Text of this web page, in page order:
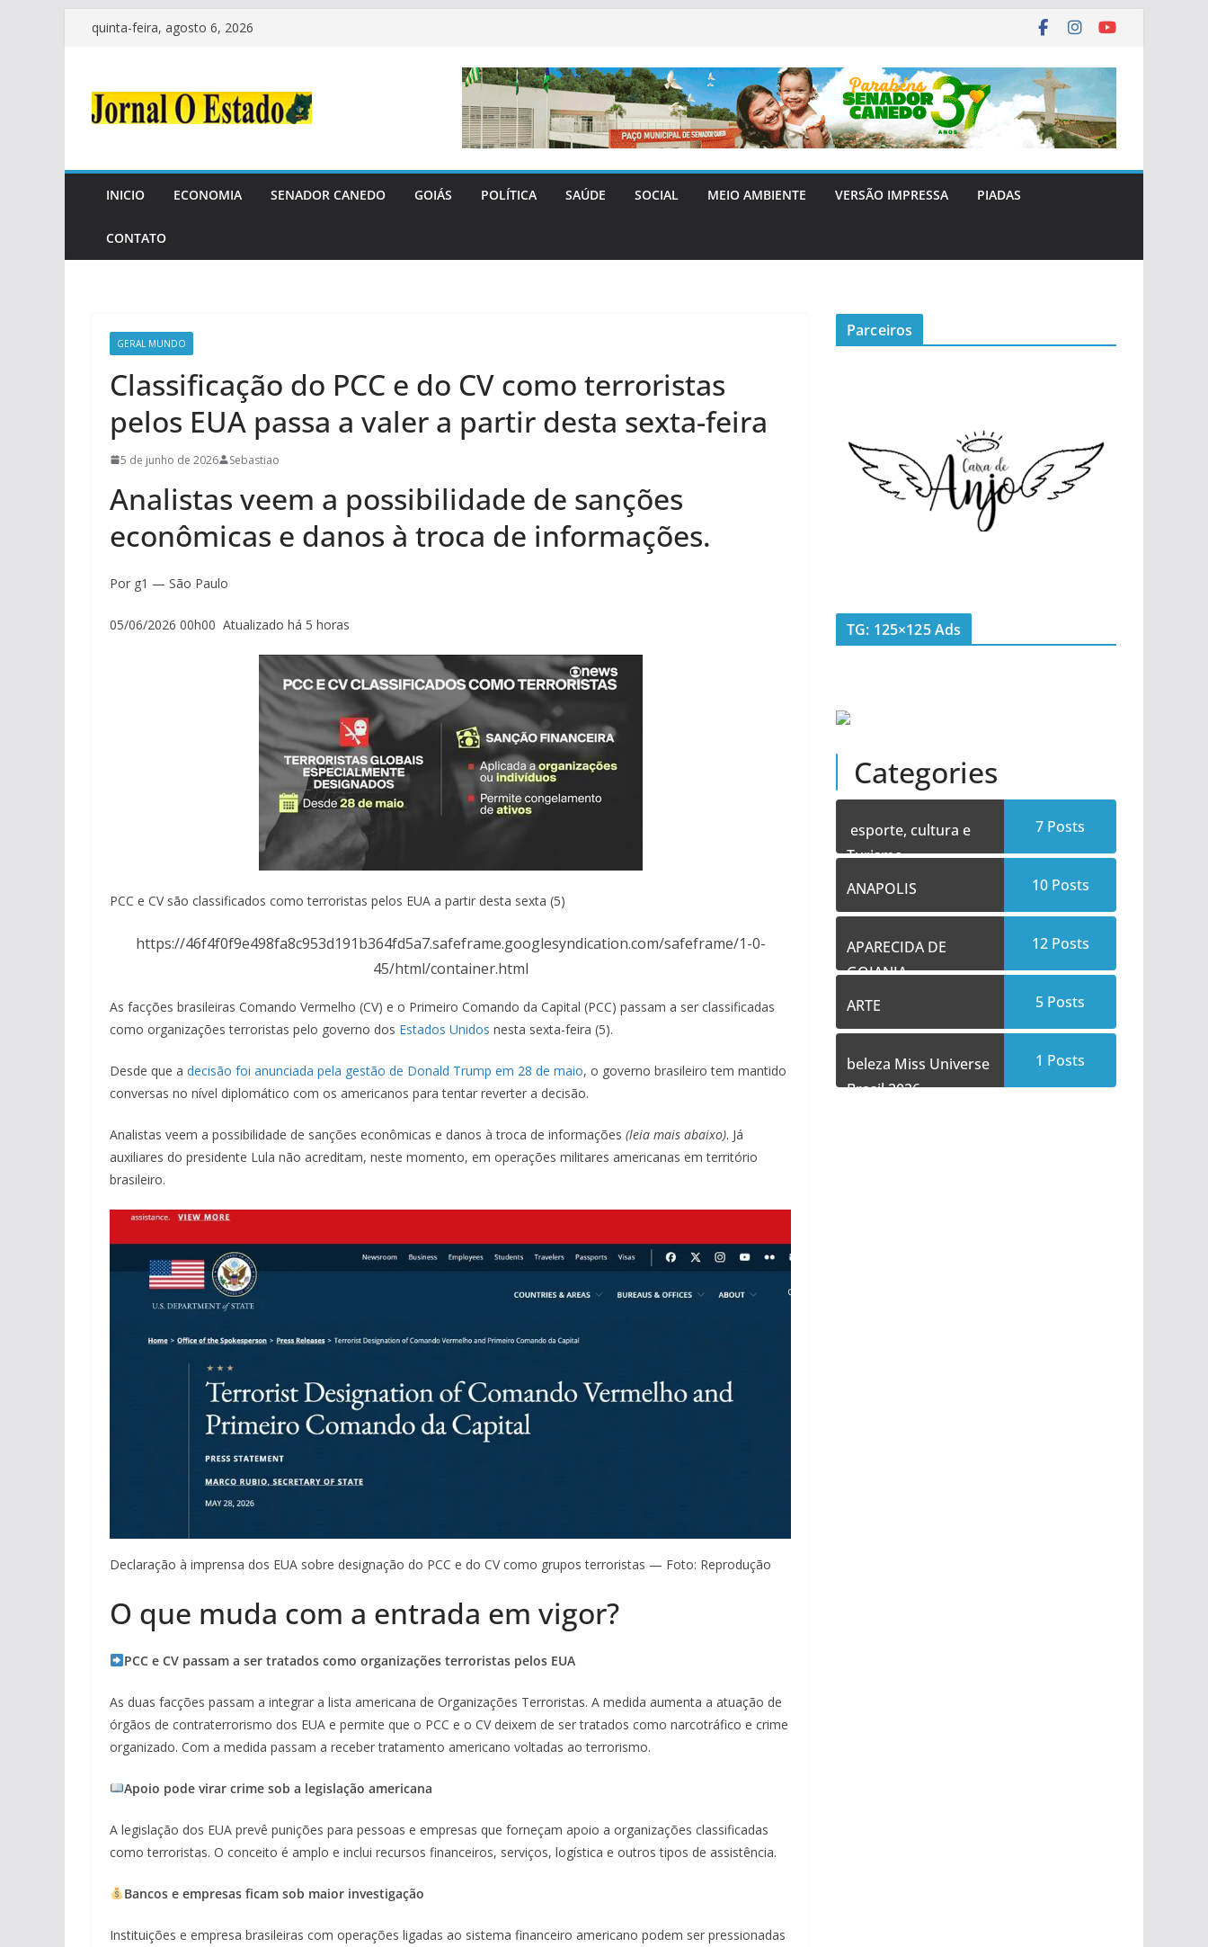
Pular
conteúdo
quinta-feira, agosto 6, 2026
INICIO ECONOMIA SENADOR CANEDO GOIÁS POLÍTICA SAÚDE SOCIAL MEIO AMBIENTE VERSÃO IMPRESSA PIADAS
CONTATO
GERAL MUNDO
Classificação do PCC e do CV como terroristas
pelos EUA passa a valer a partir desta sexta-feira
5 de junho de 2026 Sebastiao
Analistas veem a possibilidade de sanções
econômicas e danos à troca de informações.
Por g1 — São Paulo
05/06/2026 00h00 Atualizado há 5 horas
PCC e CV são classificados como terroristas pelos EUA a partir desta sexta (5)
https://46f4f0f9e498fa8c953d191b364fd5a7.safeframe.googlesyndication.com/safeframe/1-0-
45/html/container.html
As facções brasileiras Comando Vermelho (CV) e o Primeiro Comando da Capital (PCC) passam a ser classificadas
como organizações terroristas pelo governo dos Estados Unidos nesta sexta-feira (5).
Desde que a decisão foi anunciada pela gestão de Donald Trump em 28 de maio, o governo brasileiro tem mantido
conversas no nível diplomático com os americanos para tentar reverter a decisão.
Analistas veem a possibilidade de sanções econômicas e danos à troca de informações (leia mais abaixo). Já
auxiliares do presidente Lula não acreditam, neste momento, em operações militares americanas em território
brasileiro.
Declaração à imprensa dos EUA sobre designação do PCC e do CV como grupos terroristas — Foto: Reprodução
O que muda com a entrada em vigor?
PCC e CV passam a ser tratados como organizações terroristas pelos EUA
As duas facções passam a integrar a lista americana de Organizações Terroristas. A medida aumenta a atuação de
órgãos de contraterrorismo dos EUA e permite que o PCC e o CV deixem de ser tratados como narcotráfico e crime
organizado. Com a medida passam a receber tratamento americano voltadas ao terrorismo.
Apoio pode virar crime sob a legislação americana
A legislação dos EUA prevê punições para pessoas e empresas que forneçam apoio a organizações classificadas
como terroristas. O conceito é amplo e inclui recursos financeiros, serviços, logística e outros tipos de assistência.
Bancos e empresas ficam sob maior investigação
Instituições e empresa brasileiras com operações ligadas ao sistema financeiro americano podem ser pressionadas
Parceiros
TG: 125×125 Ads
Categories
esporte, cultura e
Turismo
7 Posts
ANAPOLIS 10 Posts
APARECIDA DE
GOIANIA
12 Posts
ARTE 5 Posts
beleza Miss Universe
Brasil 2026
1 Posts